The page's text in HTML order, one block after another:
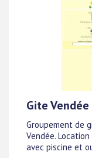
Gite Vendée
Groupement de
Vendée.
avec piscine et